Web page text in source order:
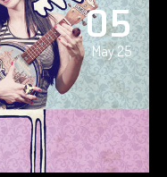
05
May 25